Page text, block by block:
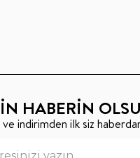
HABERİN
indirimden ilk siz